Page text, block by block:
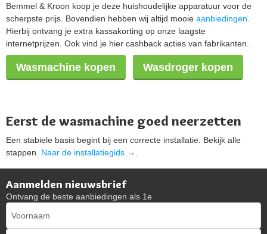
Bemmel & Kroon koop je deze huishoudelijke apparatuur voor de
scherpste prijs. Bovendien hebben wij altijd mooie aanbiedingen
Hierbij ontvang je extra kassakorting op onze laagste
internetprijzen. Ook vind je hier cashback acties van fabrikanten.
Wasmachine kopen Wasdroger kopen
Eerst de wasmachine goed neerzetten
Een stabiele basis begint bij een correcte installatie. Bekijk alle
stappen. Naar de installatiegids →
Aanmelden nieuwsbrief
Ontvang de beste aanbiedingen als 1e